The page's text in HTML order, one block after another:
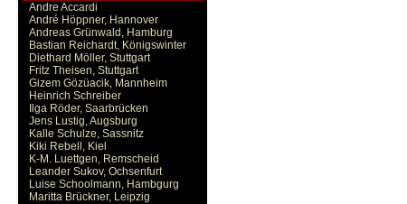
Andre Accardi
André Höppner, Hannover
Andreas Grünwald, Hamburg
Bastian Reichardt, Königswinter
Diethard Möller, Stuttgart
Fritz Theisen, Stuttgart
Gizem Gözüacik, Mannheim
Heinrich Schreiber
Ilga Röder, Saarbrücken
Jens Lustig, Augsburg
Kalle Schulze, Sassnitz
Kiki Rebell, Kiel
K-M. Luettgen, Remscheid
Leander Sukov, Ochsenfurt
Luise Schoolmann, Hambgurg
Maritta Brückner, Leipzig